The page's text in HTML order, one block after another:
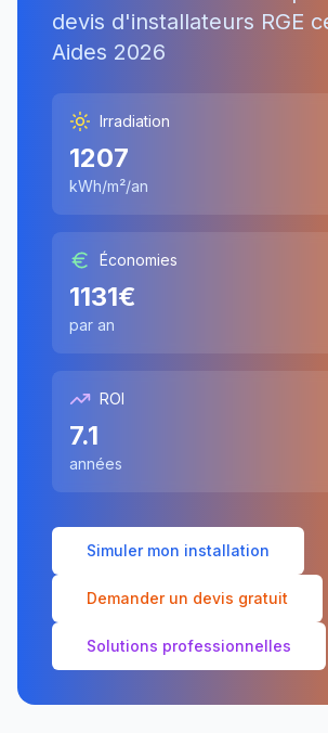
devis d'installateurs RGE
Aides 2026
Irradiation
1207
kWh/m²/an
Économies
1131€
par an
ROI
7.1
années
Simuler mon installation
Demander un devis gratuit
Solutions professionnelles